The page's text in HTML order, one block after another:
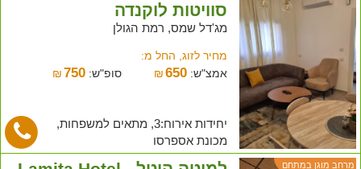
סוויטות לוקנדה
מג'דל שמס, רמת הגולן
מחיר לזוג, החל מ:
אמצ"ש:
₪650 סופ"ש: ₪ 750
יחידות אירוח:3, מתאים למשפחות,
מכונת אספרסו
מרחב מוגן במתחם